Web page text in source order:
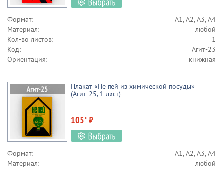
Формат:
А1, А2, А3, А4
Материал:
любой
Кол-во листов:
1
Код:
Агит-23
Ориентация:
книжная
Плакат «Не пей из химической посуды»
(Агит-25, 1 лист)
105* ₽
Формат:
А1, А2, А3, А4
Материал:
любой